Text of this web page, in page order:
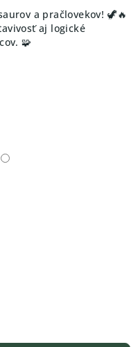
a pračlovekov! 🦖🔥
aj logické
🧩